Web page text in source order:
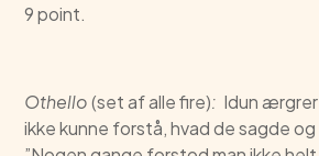
9 point.
Othello(set af alle fire): Idun ærgrer
ikke kunne forstå, hvad de sagde og